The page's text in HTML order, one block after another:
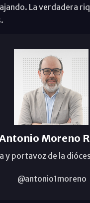
La verdadera
Moreno
y portavoz de la
@antonio1moreno